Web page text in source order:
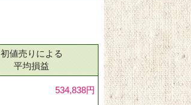
初値売りによる
平均損益
534,838円